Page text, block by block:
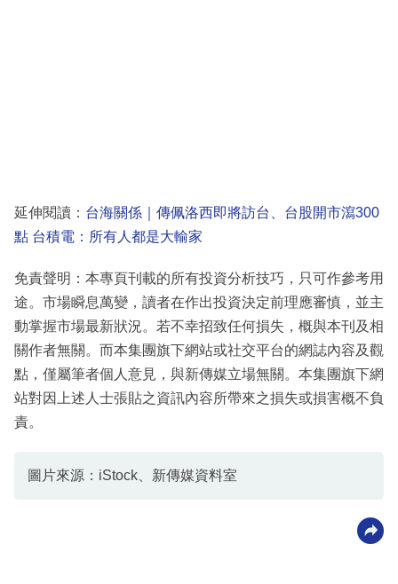
延伸閱讀： 台海關係｜傳佩洛西即將訪台、台股開市瀉300
點 台積電：所有人都是大輸家
免責聲明：本專頁刊載的所有投資分析技巧，只可作參考用
途。市場瞬息萬變，讀者在作出投資決定前理應審慎，並主
動掌握市場最新狀況。若不幸招致任何損失，概與本刊及相
關作者無關。而本集團旗下網站或社交平台的網誌內容及觀
點，僅屬筆者個人意見，與新傳媒立場無關。本集團旗下網
站對因上述人士張貼之資訊內容所帶來之損失或損害概不負
責。
圖片來源：iStock、新傳媒資料室